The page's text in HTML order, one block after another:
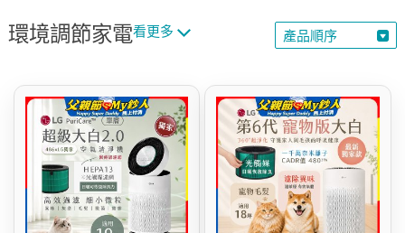
環境調節家電看更多 產品順序